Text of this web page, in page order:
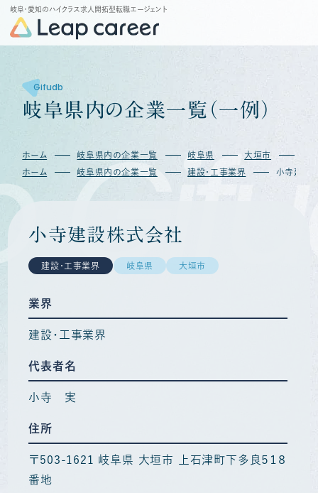
岐阜・愛知のハイクラス求人開拓型転職エージェント
Gifudb
岐阜県 内の企業一覧 （ 一例 ）
ホーム 岐阜県内の企業一覧 岐阜県 大垣市
ホーム
岐阜県内の企業一覧 建設・工事業界 小寺建設
小寺建設株式会社
建設・工事業界 岐阜県 大垣市
業界
建設・工事業界
代表者名
小寺 実
住所
〒503-1621 岐阜県 大垣市 上石津町下多良５１８
番地